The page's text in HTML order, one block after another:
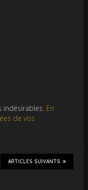
indésirables. En
de vos
ARTICLES SUIVANTS